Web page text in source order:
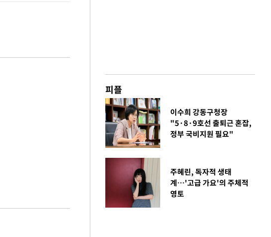
피플
이수희 강동구청장
"5·8·9호선 출퇴근 혼잡,
정부 국비지원 필요"
주혜린, 독자적 생태
계…'고급 가요'의 주체적
영토